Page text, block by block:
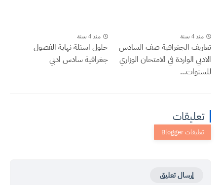
منذ 4 سنة
تعاريف الجغرافية صف السادس
الادبي الواردة في الامتحان الوزاري
للسنوات...
منذ 4 سنة
حلول اسئلة نهاية الفصول
جغرافية سادس ادبي
تعليقات
إرسال تعليق